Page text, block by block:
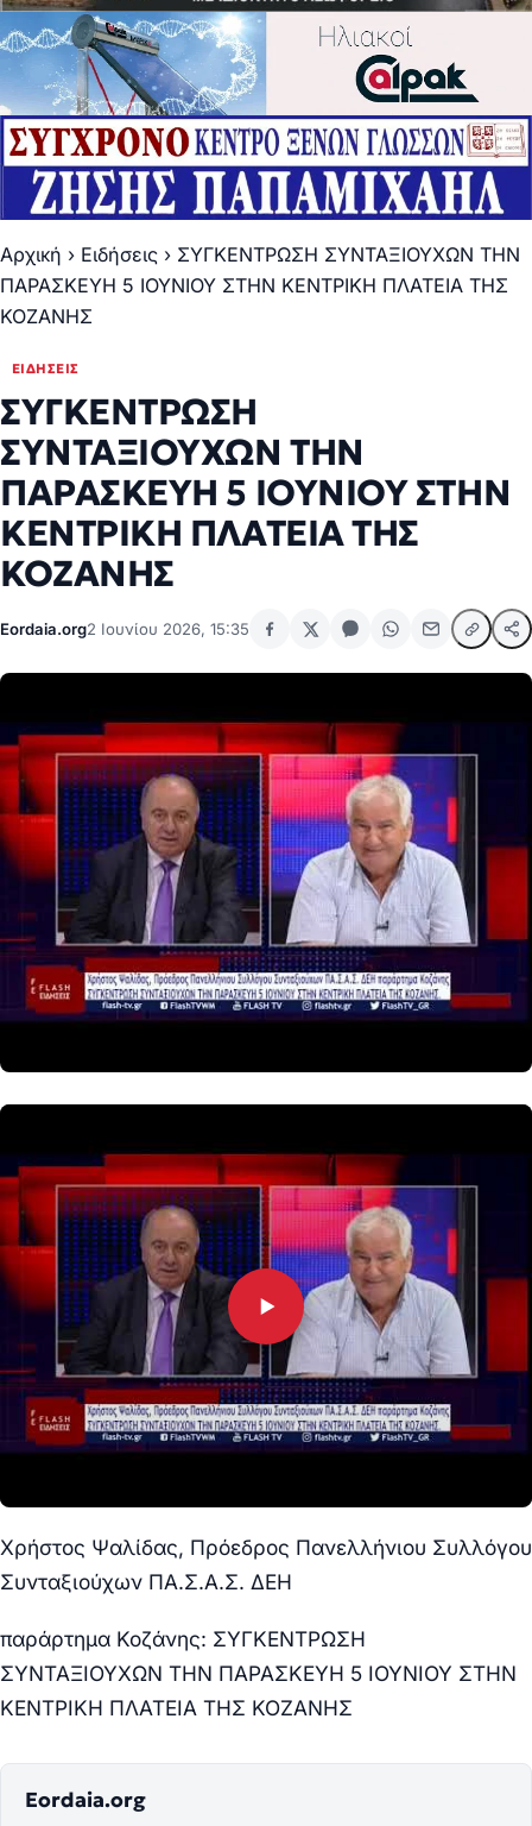
Αρχική › Ειδήσεις › ΣΥΓΚΕΝΤΡΩΣΗ ΣΥΝΤΑΞΙΟΥΧΩΝ ΤΗΝ
ΠΑΡΑΣΚΕΥΗ 5 ΙΟΥΝΙΟΥ ΣΤΗΝ ΚΕΝΤΡΙΚΗ ΠΛΑΤΕΙΑ ΤΗΣ
ΚΟΖΑΝΗΣ
ΕΙΔΉΣΕΙΣ
ΣΥΓΚΕΝΤΡΩΣΗ
ΣΥΝΤΑΞΙΟΥΧΩΝ ΤΗΝ
ΠΑΡΑΣΚΕΥΗ 5 ΙΟΥΝΙΟΥ ΣΤΗΝ
ΚΕΝΤΡΙΚΗ ΠΛΑΤΕΙΑ ΤΗΣ
ΚΟΖΑΝΗΣ
Eordaia.org2 Ιουνίου 2026, 15:35
Χρήστος Ψαλίδας, Πρόεδρος Πανελλήνιου Συλλόγου
Συνταξιούχων ΠΑ.Σ.Α.Σ. ΔΕΗ
παράρτημα Κοζάνης: ΣΥΓΚΕΝΤΡΩΣΗ
ΣΥΝΤΑΞΙΟΥΧΩΝ ΤΗΝ ΠΑΡΑΣΚΕΥΗ 5 ΙΟΥΝΙΟΥ ΣΤΗΝ
ΚΕΝΤΡΙΚΗ ΠΛΑΤΕΙΑ ΤΗΣ ΚΟΖΑΝΗΣ
Eordaia.org